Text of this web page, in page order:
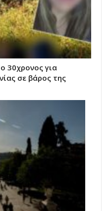
30χρονος για
σε βάρος της